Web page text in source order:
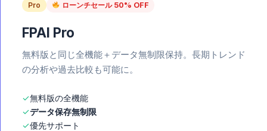
Pro ローンチセール 50% OFF
FPAI Pro
無料版と同じ全機能＋データ無制限保持。長期トレンド
の分析や過去比較も可能に。
✓無料版の全機能
✓データ保存無制限
✓優先サポート